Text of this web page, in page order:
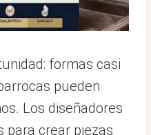
formas casi
pueden
Los diseñadores
para crear piezas